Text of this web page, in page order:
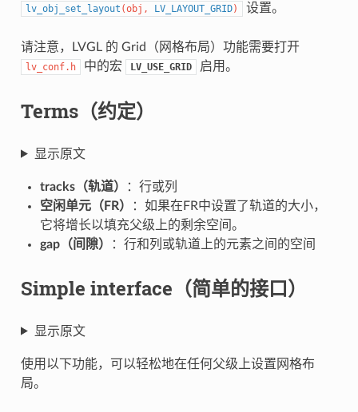
lv_obj_set_layout (obj , LV_LAYOUT_GRID) 设置。
请注意，LVGL 的 Grid（网格布局）功能需要打开
lv_conf.h 中的宏 LV_USE_GRID 启用。
Terms（约定）
显示原文
tracks（轨道）
：行或列
空闲单元（FR）
：如果在FR中设置了轨道的大小，
它将增长以填充父级上的剩余空间。
gap（间隙）
：行和列或轨道上的元素之间的空间
Simple interface（简单的接口）
显示原文
使用以下功能，可以轻松地在任何父级上设置网格布
局。